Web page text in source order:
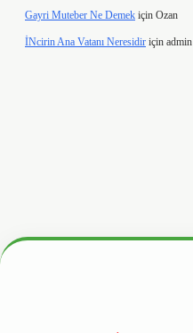
Gayri Muteber Ne Demek için Ozan
İNcirin Ana Vatanı Neresidir için admin